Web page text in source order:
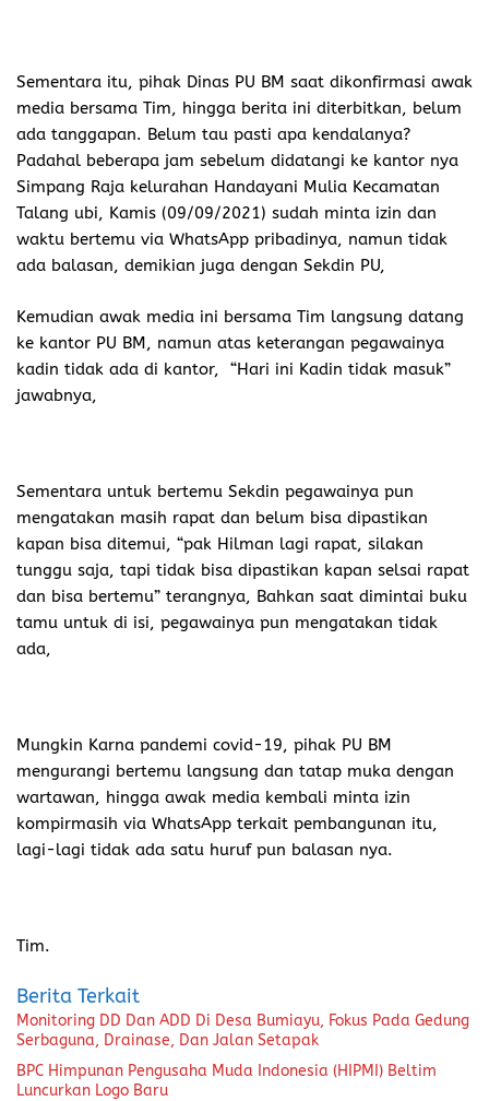
Sementara itu, pihak Dinas PU BM saat dikonfirmasi awak
media bersama Tim, hingga berita ini diterbitkan, belum
ada tanggapan. Belum tau pasti apa kendalanya?
Padahal beberapa jam sebelum didatangi ke kantor nya
Simpang Raja kelurahan Handayani Mulia Kecamatan
Talang ubi, Kamis (09/09/2021) sudah minta izin dan
waktu bertemu via WhatsApp pribadinya, namun tidak
ada balasan, demikian juga dengan Sekdin PU,
Kemudian awak media ini bersama Tim langsung datang
ke kantor PU BM, namun atas keterangan pegawainya
kadin tidak ada di kantor, “Hari ini Kadin tidak masuk”
jawabnya,
Sementara untuk bertemu Sekdin pegawainya pun
mengatakan masih rapat dan belum bisa dipastikan
kapan bisa ditemui, “pak Hilman lagi rapat, silakan
tunggu saja, tapi tidak bisa dipastikan kapan selsai rapat
dan bisa bertemu” terangnya, Bahkan saat dimintai buku
tamu untuk di isi, pegawainya pun mengatakan tidak
ada,
Mungkin Karna pandemi covid-19, pihak PU BM
mengurangi bertemu langsung dan tatap muka dengan
wartawan, hingga awak media kembali minta izin
kompirmasih via WhatsApp terkait pembangunan itu,
lagi-lagi tidak ada satu huruf pun balasan nya.
Tim.
Berita Terkait
Monitoring DD Dan ADD Di Desa Bumiayu, Fokus Pada Gedung
Serbaguna, Drainase, Dan Jalan Setapak
BPC Himpunan Pengusaha Muda Indonesia (HIPMI) Beltim
Luncurkan Logo Baru